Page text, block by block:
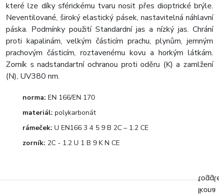
které lze díky sférickému tvaru nosit přes dioptrické brýle.
Neventilované, široký elastický pásek, nastavitelná náhlavní
páska. Podmínky použití Standardní jas a nízký jas. Chrání
proti kapalinám, velkým částicím prachu, plynům, jemným
prachovým částicím, roztavenému kovu a horkým látkám.
Zorník s nadstandartní ochranou proti oděru (K) a zamlžení
(N), UV380 nm.
norma: EN 166/EN 170
materiál: polykarbonát
rámeček: U EN166 3 4 5 9 B 2C – 1.2 CE
zorník: 2C - 1.2 U 1 B 9 K N CE